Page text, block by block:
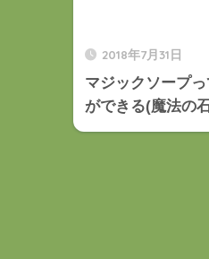
2018年7月31日
マジックソープ
ができる(魔法の